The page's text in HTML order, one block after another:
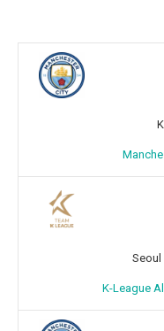
Seoul
K-League